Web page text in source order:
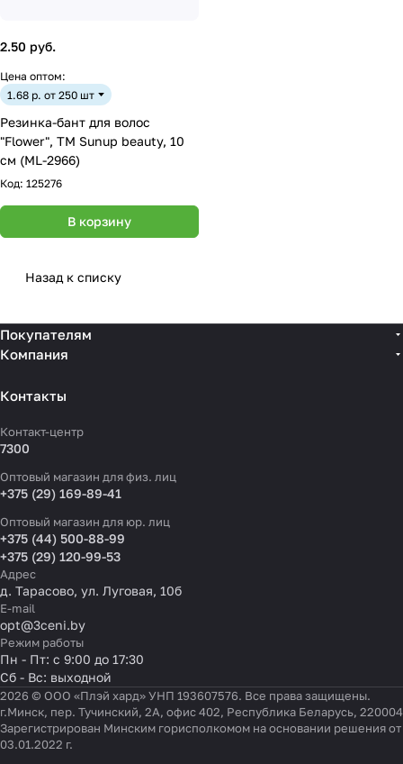
2.50 руб.
Цена оптом:
1.68 р. от 250 шт
Резинка-бант для волос
"Flower", ТМ Sunup beauty, 10
см (ML-2966)
Код: 125276
В корзину
Назад к списку
Покупателям
Компания
Контакты
Контакт-центр
7300
Оптовый магазин для физ. лиц
+375 (29) 169-89-41
Оптовый магазин для юр. лиц
+375 (44) 500-88-99
+375 (29) 120-99-53
Адрес
д. Тарасово, ул. Луговая, 10б
E-mail
opt@3ceni.by
Режим работы
Пн - Пт: с 9:00 до 17:30
Сб - Вс: выходной
2026 © ООО «Плэй хард» УНП 193607576. Все права защищены.
г.Минск, пер. Тучинский, 2А, офис 402, Республика Беларусь, 220004
Зарегистрирован Минским горисполкомом на основании решения от
03.01.2022 г.